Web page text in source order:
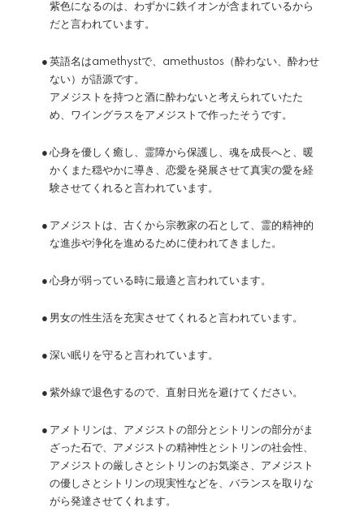
紫色になるのは、わずかに鉄イオンが含まれているから
だと言われています。
● 英語名はamethystで、amethustos（酔わない、酔わせ
ない）が語源です。
アメジストを持つと酒に酔わないと考えられていたた
め、ワイングラスをアメジストで作ったそうです。
● 心身を優しく癒し、霊障から保護し、魂を成長へと、暖
かくまた穏やかに導き、恋愛を発展させて真実の愛を経
験させてくれると言われています。
● アメジストは、古くから宗教家の石として、霊的精神的
な進歩や浄化を進めるために使われてきました。
● 心身が弱っている時に最適と言われています。
● 男女の性生活を充実させてくれると言われています。
● 深い眠りを守ると言われています。
● 紫外線で退色するので、直射日光を避けてください。
● アメトリンは、アメジストの部分とシトリンの部分がま
ざった石で、アメジストの精神性とシトリンの社会性、
アメジストの厳しさとシトリンのお気楽さ、アメジスト
の優しさとシトリンの現実性などを、バランスを取りな
がら発達させてくれます。